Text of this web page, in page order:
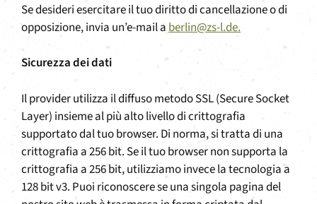
Se desideri esercitare il tuo diritto di cancellazione o di
opposizione, invia un’e-mail a berlin@zs-l.de.
Sicurezza dei dati
Il provider utilizza il diffuso metodo SSL (Secure Socket
Layer) insieme al più alto livello di crittografia
supportato dal tuo browser. Di norma, si tratta di una
crittografia a 256 bit. Se il tuo browser non supporta la
crittografia a 256 bit, utilizziamo invece la tecnologia a
128 bit v3. Puoi riconoscere se una singola pagina del